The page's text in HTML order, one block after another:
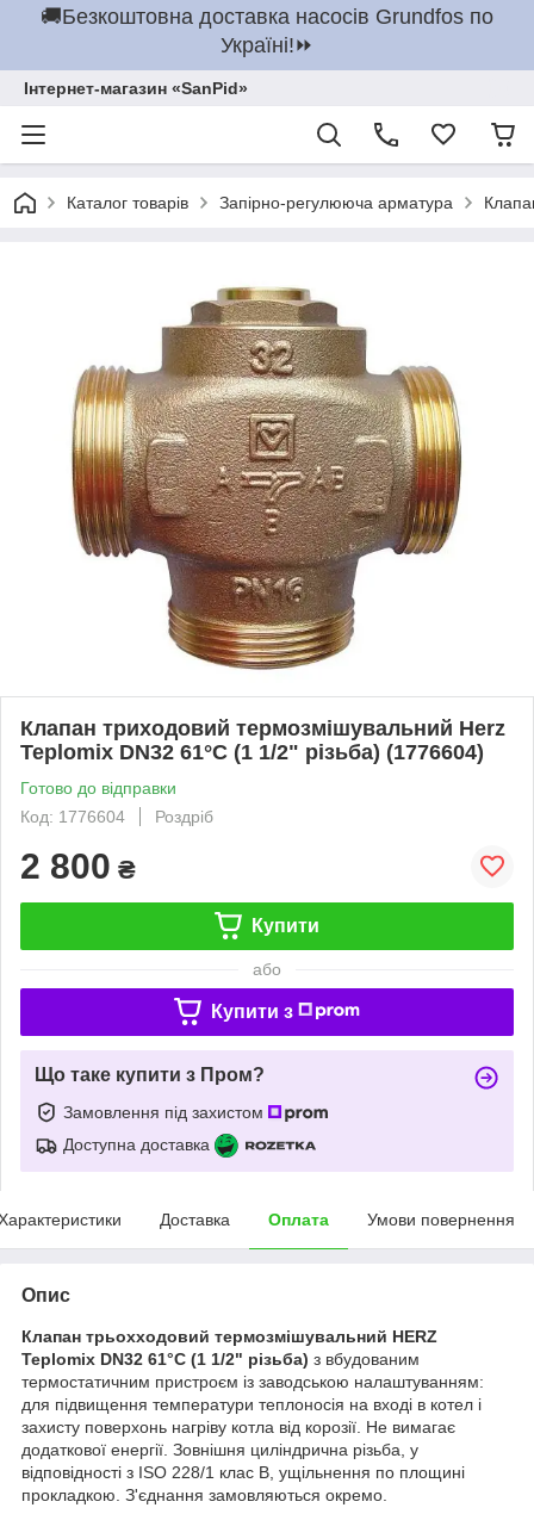
🚚Безкоштовна доставка насосів Grundfos по
Україні!⏩
Інтернет-магазин «SanPid»
Каталог товарів Запірно-регулююча арматура
Клапан триходовий термозмішувальний Herz
Teplomix DN32 61°C (1 1/2" різьба) (1776604)
Готово до відправки
Код: 1776604
Роздріб
2 800 ₴
Купити
або
Купити з
Що таке купити з Пром?
Замовлення під захистом
Доступна доставка
Доставка Оплата Умови повернення
Опис
Клапан трьохходовий термозмішувальний HERZ
Teplomix DN32 61°C (1 1/2" різьба) з вбудованим
термостатичним пристроєм із заводською налаштуванням:
для підвищення температури теплоносія на вході в котел і
захисту поверхонь нагріву котла від корозії. Не вимагає
додаткової енергії. Зовнішня циліндрична різьба, у
відповідності з ISO 228/1 клас B, ущільнення по площині
прокладкою. З'єднання замовляються окремо.